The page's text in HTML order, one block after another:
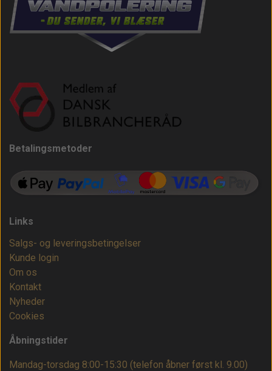
Betalingsmetoder
Links
Salgs- og leveringsbetingelser
Kunde login
Om os
Kontakt
Nyheder
Cookies
Åbningstider
Mandag-torsdag 8:00-15:30 (telefon åbner først kl. 9.00)